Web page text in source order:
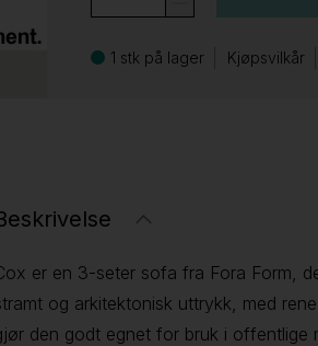
1 stk på lager Kjøpsvilkår
er en 3-seter sofa fra Fora Form,
og arkitektonisk uttrykk, med
den godt egnet for bruk i offentlige